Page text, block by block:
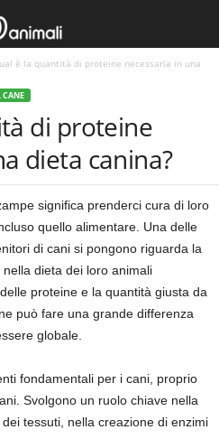
è la quantità di proteine necessaria in una
CANE
di proteine
dieta canina?
significa prenderci cura di loro
quello alimentare. Una delle
di cani si pongono riguarda la
dieta dei loro animali
proteine e la quantità giusta da
può fare una grande differenza
globale.
fondamentali per i cani, proprio
Svolgono un ruolo chiave nella
tessuti, nella creazione di enzimi